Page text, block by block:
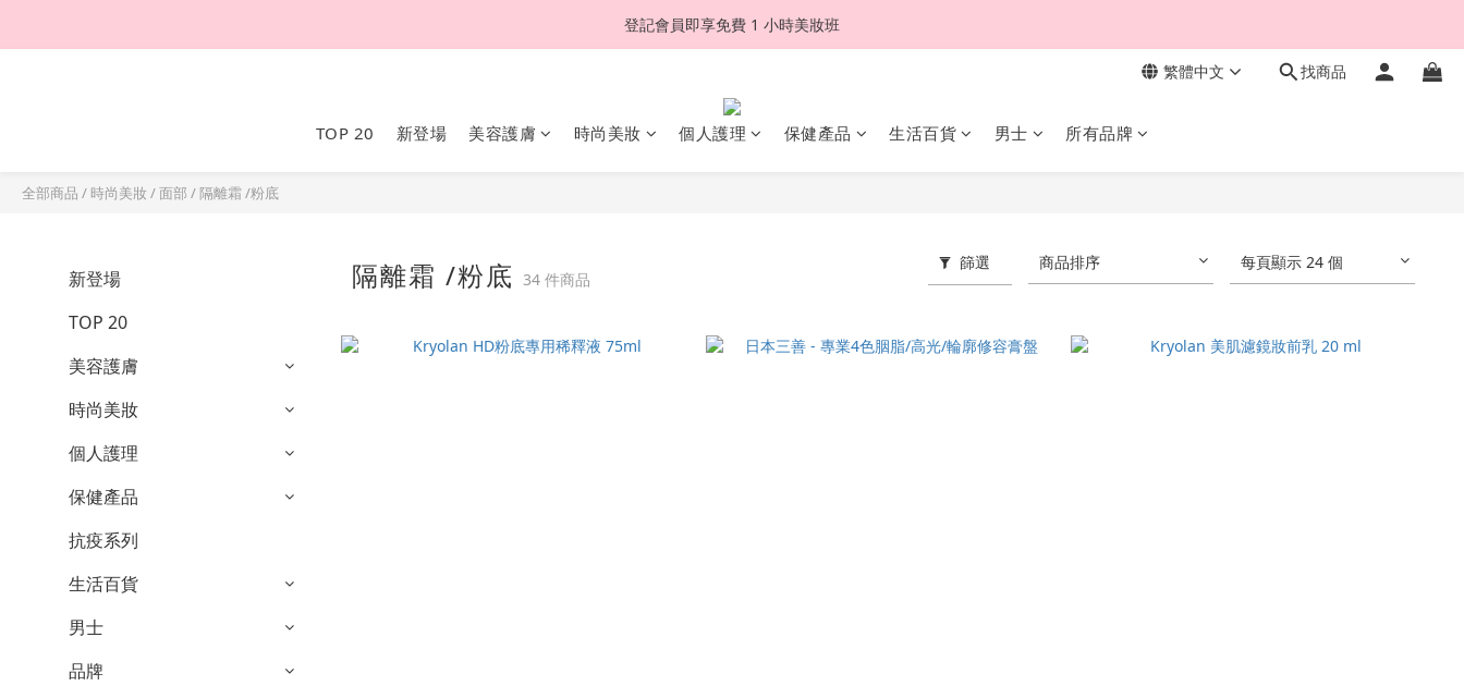
登記會員即享免費 1 小時美妝班
繁體中文 找商品
TOP 20 新登場 美容護膚 時尚美妝 個人護理 保健產品 生活百貨 男士 所有品牌
全部商品 / 時尚美妝/面部 /隔離霜 /粉底
新登場
TOP 20
美容護膚
時尚美妝
個人護理
保健產品
抗疫系列
生活百貨
男士
品牌
隔離霜 /粉底34 件商品
篩選 商品排序 每頁顯示 24 個